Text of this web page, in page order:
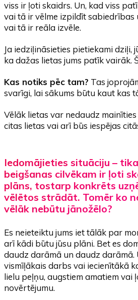
viss ir ļoti skaidrs. Un, kad viss
vai tā ir vēlme izpildīt
vai tā ir reāla izvēle.
Ja iedziļināsieties pietiekami dziļi,
ka dažas lietas jums patīk vairāk.
Kas notiks pēc tam? Tas
svarīgi, lai sākums būtu kaut kas
Vēlāk lietas var nedaudz
citas lietas vai arī būs iespējas
Iedomājieties situāciju –
beigšanas cilvēkam ir ļoti
plāns, tostarp konkrēts
vēlētos strādāt. Tomēr ko
vēlāk nebūtu jānožēlo?
Es neieteiktu jums iet tālāk par
arī kādi būtu jūsu plāni. Bet es
daudz darāmā un daudz darāmā.
vismīļākais darbs vai iecienītākā
lielu peļņu, augstiem amatiem vai
novērtējumu.